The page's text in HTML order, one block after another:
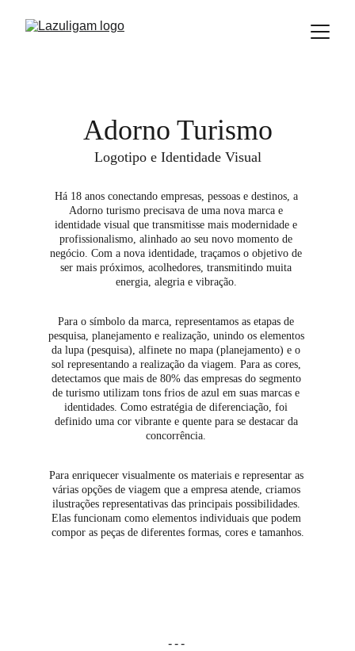
Adorno Turismo
Há 18 anos conectando empresas, pessoas e destinos, a
Adorno turismo precisava de uma nova marca e
identidade visual que transmitisse mais modernidade e
profissionalismo, alinhado ao seu novo momento de
negócio. Com a nova identidade, traçamos o objetivo de
ser mais próximos, acolhedores, transmitindo muita
energia, alegria e vibração.
Para o símbolo da marca, representamos as etapas de
pesquisa, planejamento e realização, unindo os elementos
da lupa (pesquisa), alfinete no mapa (planejamento) e o
sol representando a realização da viagem. Para as cores,
detectamos que mais de 80% das empresas do segmento
de turismo utilizam tons frios de azul em suas marcas e
identidades. Como estratégia de diferenciação, foi
definido uma cor vibrante e quente para se destacar da
concorrência.
Para enriquecer visualmente os materiais e representar as
várias opções de viagem que a empresa atende, criamos
ilustrações representativas das principais possibilidades.
Elas funcionam como elementos individuais que podem
compor as peças de diferentes formas, cores e tamanhos.
Logotipo e Identidade Visual
---